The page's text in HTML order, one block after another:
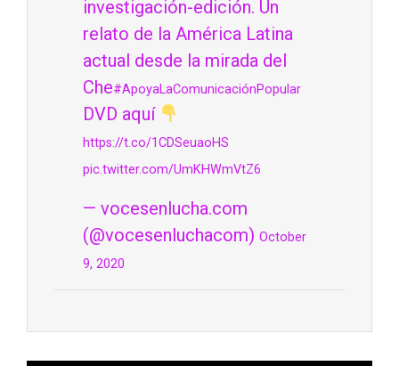
investigación-edición. Un
relato de la América Latina
actual desde la mirada del
Che#ApoyaLaComunicaciónPopular
DVD aquí
https://t.co/1CDSeuaoHS
pic.twitter.com/UmKHWmVtZ6
— vocesenlucha.com
(@vocesenluchacom) October
9, 2020